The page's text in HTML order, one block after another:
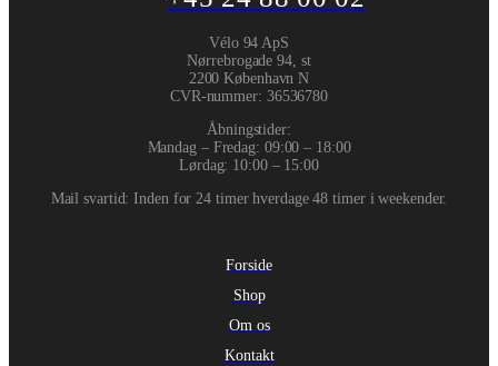
Vélo 94 ApS
Nørrebrogade 94, st
2200 København N
CVR-nummer: 36536780
Åbningstider:
Mandag – Fredag: 09:00 – 18:00
Lørdag: 10:00 – 15:00
Mail svartid: Inden for 24 timer hverdage 48 timer i weekender.
Forside
Shop
Om os
Kontakt